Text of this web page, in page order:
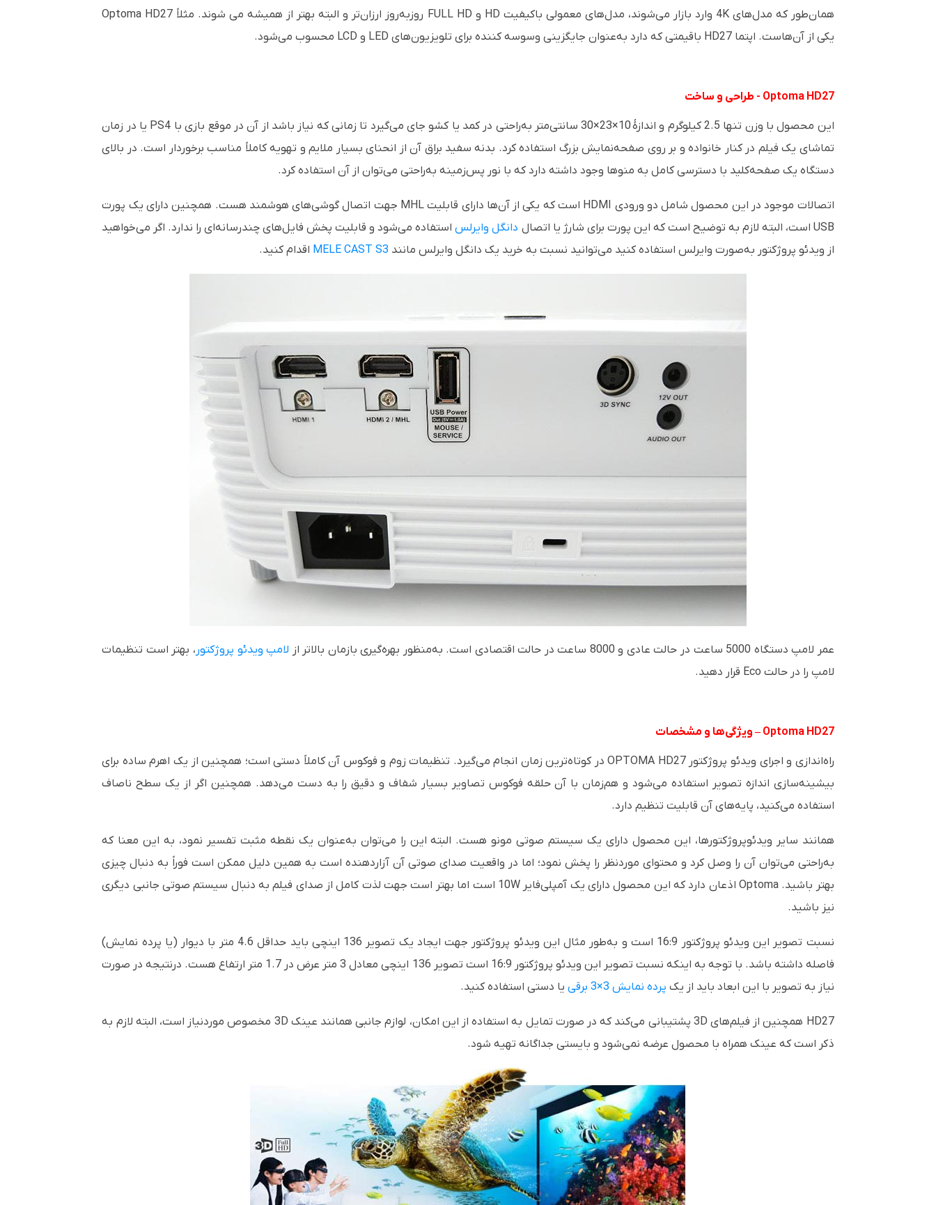
همان‌طور که مدل‌های4K وارد بازار می‌شوند، مدل‌های معمولی باکیفیت HD و FULL HD روزبه‌روز ارزان‌تر و البته بهتر از همیشه می شوند. مثلاً HD27
Optoma
یکی از آن‌هاست. اپتماHD27 باقیمتی که دارد به‌عنوان جایگزینی وسوسه کننده برای تلویزیون‌های LED و LCD محسوب می‌شود.
Optoma HD27 - طراحی و ساخت
این محصول با وزن تنها 2.5 کیلوگرم و اندازۀ 30×23×10سانتی‌متر به‌راحتی در کمد یا کشو جای می‌گیرد تا زمانی که نیاز باشد از آن در موقع بازی با PS4 یا در زمان
تماشای یک فیلم در کنار خانواده و بر روی صفحه‌نمایش بزرگ استفاده کرد. بدنه سفید براق آن از انحنای بسیار ملایم و تهویه کاملاً مناسب برخوردار است. در بالای
دستگاه یک صفحه‌کلید با دسترسی کامل به منوها وجود داشته دارد که با نور پس‌زمینه به‌راحتی می‌توان از آن استفاده کرد.
اتصالات موجود در این محصول شامل دو ورودی HDMI است که یکی از آن‌ها دارای قابلیت MHL جهت اتصال گوشی‌های هوشمند هست. همچنین دارای یک پورت
USB است، البته لازم به توضیح است که این پورت برای شارژ یا اتصال دانگل وایرلساستفاده می‌شود و قابلیت پخش فایل‌های چندرسانه‌ای را ندارد. اگر می‌خواهید
از ویدئو پروژکتور به‌صورت وایرلس استفاده کنید می‌توانید نسبت به خرید یک دانگل وایرلس مانند MELE CAST S3 اقدام کنید.
عمر لامپ دستگاه 5000 ساعت در حالت عادی و 8000 ساعت در حالت اقتصادی است. به‌منظور بهره‌گیری بازمان بالاتر از لامپ ویدئو پروژکتور ، بهتر است تنظیمات
لامپ را در حالت Eco قرار دهید.
Optoma HD27
–ویژگی‌ها و مشخصات
راه‌اندازی و اجرای ویدئو پروژکتورOPTOMA HD27در کوتاه‌ترین زمان انجام می‌گیرد. تنظیمات زوم و فوکوس آن کاملاً دستی است؛ همچنین از یک اهرم ساده برای
بیشینه‌سازی اندازه تصویر استفاده می‌شود و هم‌زمان با آن حلقه فوکوس تصاویر بسیار شفاف و دقیق را به دست می‌دهد. همچنین اگر از یک سطح ناصاف
استفاده می‌کنید، پایه‌های آن قابلیت تنظیم دارد.
همانند سایر ویدئوپروژکتورها، این محصول دارای یک سیستم صوتی مونو هست. البته این را می‌توان به‌عنوان یک نقطه مثبت تفسیر نمود، به این معنا که
به‌راحتی می‌توان آن را وصل کرد و محتوای موردنظر را پخش نمود؛ اما در واقعیت صدای صوتی آن آزاردهنده است به همین دلیل ممکن است فوراً به دنبال چیزی
بهتر باشید.Optoma اذعان دارد که این محصول دارای یک آمپلی‌فایر10W است اما بهتر است جهت لذت کامل از صدای فیلم به دنبال سیستم صوتی جانبی دیگری
نیز باشید.
نسبت تصویر این ویدئو پروژکتور 16:9
است و به‌طور مثال این ویدئو پروژکتور جهت ایجاد یک تصویر 136 اینچی باید حداقل 4.6 متر با دیوار (یا پرده نمایش)
فاصله داشته باشد. با توجه به اینکه نسبت تصویر این ویدئو پروژکتور 16:9
است تصویر 136 اینچی معادل 3 متر عرض در 1.7 متر ارتفاع هست. درنتیجه در صورت
نیاز به تصویر با این ابعاد باید از یک پرده نمایش 3 ×3 برقی یا دستی استفاده کنید.
HD27 همچنین از فیلم‌های 3D پشتیبانی می‌کند که در صورت تمایل به استفاده از این امکان، لوازم جانبی همانند عینک 3D مخصوص موردنیاز است، البته لازم به
ذکر است که عینک همراه با محصول عرضه نمی‌شود و بایستی جداگانه تهیه شود.